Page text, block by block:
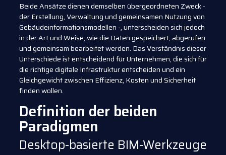
Beide Ansätze dienen demselben übergeordneten Zweck -
der Erstellung, Verwaltung und gemeinsamen Nutzung von
Gebäudeinformationsmodellen -, unterscheiden sich jedoch
in der Art und Weise, wie die Daten gespeichert, abgerufen
und gemeinsam bearbeitet werden. Das Verständnis dieser
Unterschiede ist entscheidend für Unternehmen, die sich für
die richtige digitale Infrastruktur entscheiden und ein
Gleichgewicht zwischen Effizienz, Kosten und Sicherheit
finden wollen.
Definition der beiden
Paradigmen
Desktop-basierte BIM-Werkzeuge